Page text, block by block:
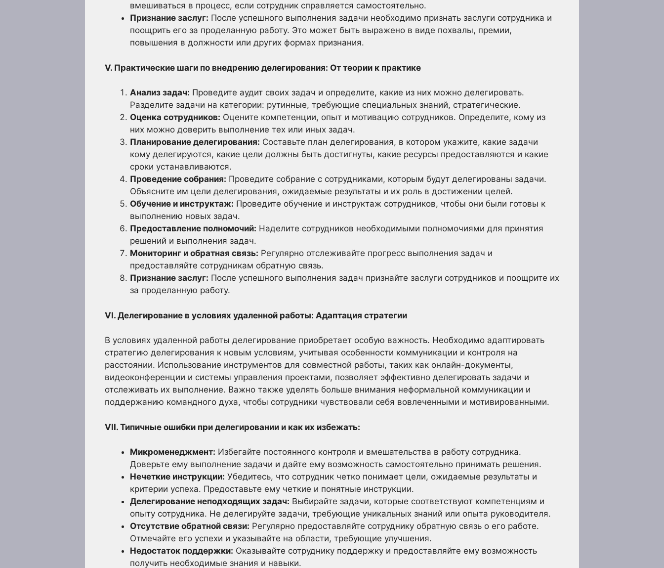
вмешиваться в процесс, если сотрудник справляется самостоятельно.
Признание заслуг: После успешного выполнения задачи необходимо признать заслуги сотрудника и
поощрить его за проделанную работу. Это может быть выражено в виде похвалы, премии,
повышения в должности или других формах признания.
V. Практические шаги по внедрению делегирования: От теории к практике
Анализ задач: Проведите аудит своих задач и определите, какие из них можно делегировать.
Разделите задачи на категории: рутинные, требующие специальных знаний, стратегические.
Оценка сотрудников: Оцените компетенции, опыт и мотивацию сотрудников. Определите, кому из
них можно доверить выполнение тех или иных задач.
Планирование делегирования: Составьте план делегирования, в котором укажите, какие задачи
кому делегируются, какие цели должны быть достигнуты, какие ресурсы предоставляются и какие
сроки устанавливаются.
Проведение собрания: Проведите собрание с сотрудниками, которым будут делегированы задачи.
Объясните им цели делегирования, ожидаемые результаты и их роль в достижении целей.
Обучение и инструктаж: Проведите обучение и инструктаж сотрудников, чтобы они были готовы к
выполнению новых задач.
Предоставление полномочий: Наделите сотрудников необходимыми полномочиями для принятия
решений и выполнения задач.
Мониторинг и обратная связь: Регулярно отслеживайте прогресс выполнения задач и
предоставляйте сотрудникам обратную связь.
Признание заслуг: После успешного выполнения задач признайте заслуги сотрудников и поощрите их
за проделанную работу.
VI. Делегирование в условиях удаленной работы: Адаптация стратегии
В условиях удаленной работы делегирование приобретает особую важность. Необходимо адаптировать
стратегию делегирования к новым условиям, учитывая особенности коммуникации и контроля на
расстоянии. Использование инструментов для совместной работы, таких как онлайн-документы,
видеоконференции и системы управления проектами, позволяет эффективно делегировать задачи и
отслеживать их выполнение. Важно также уделять больше внимания неформальной коммуникации и
поддержанию командного духа, чтобы сотрудники чувствовали себя вовлеченными и мотивированными.
VII. Типичные ошибки при делегировании и как их избежать:
Микроменеджмент: Избегайте постоянного контроля и вмешательства в работу сотрудника.
Доверьте ему выполнение задачи и дайте ему возможность самостоятельно принимать решения.
Нечеткие инструкции: Убедитесь, что сотрудник четко понимает цели, ожидаемые результаты и
критерии успеха. Предоставьте ему четкие и понятные инструкции.
Делегирование неподходящих задач: Выбирайте задачи, которые соответствуют компетенциям и
опыту сотрудника. Не делегируйте задачи, требующие уникальных знаний или опыта руководителя.
Отсутствие обратной связи: Регулярно предоставляйте сотруднику обратную связь о его работе.
Отмечайте его успехи и указывайте на области, требующие улучшения.
Недостаток поддержки: Оказывайте сотруднику поддержку и предоставляйте ему возможность
получить необходимые знания и навыки.